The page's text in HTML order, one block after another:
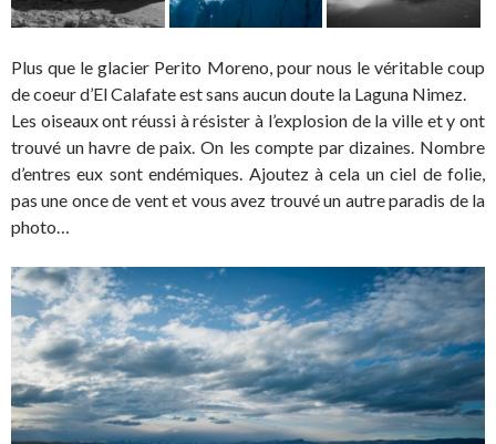
Plus que le glacier Perito Moreno, pour nous le véritable coup
de coeur d’El Calafate est sans aucun doute la Laguna Nimez.
Les oiseaux ont réussi à résister à l’explosion de la ville et y ont
trouvé un havre de paix. On les compte par dizaines. Nombre
d’entres eux sont endémiques. Ajoutez à cela un ciel de folie,
pas une once de vent et vous avez trouvé un autre paradis de la
photo…